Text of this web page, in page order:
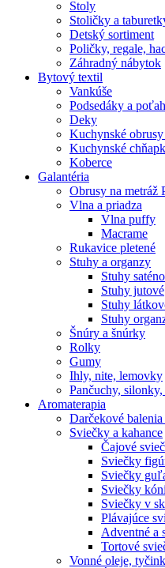
Stoly
Stoličky a
Detský sortiment
Poličky, regale,
Záhradný nábytok
Bytový textil
Vankúše
Podsedáky a
Deky
Kuchynské obrusy
Kuchynské
Koberce
Galantéria
Obrusy na metráž
Vlna a priadza
Vlna puffy
Macrame
Rukavice pletené
Stuhy a organzy
Stuhy
Stuhy jutové
Stuhy
Stuhy
Šnúry a šnúrky
Rolky
Gumy
Ihly, nite, lemovky
Pančuchy,
Aromaterapia
Darčekové
Sviečky a kahance
Čajové
Sviečky
Sviečky
Sviečky
Sviečky v
Plávajúce
Adventné a
Tortové
Vonné oleje,